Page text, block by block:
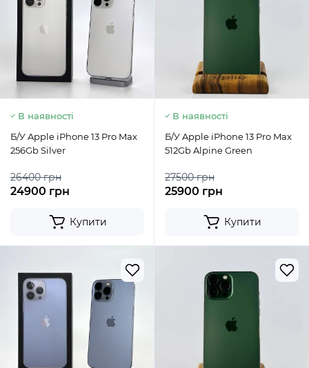
В наявності
Б/У Apple iPhone 13 Pro Max
256Gb Silver
26400 грн
24900 грн
Купити
В наявності
Б/У Apple iPhone 13 Pro Max
512Gb Alpine Green
27500 грн
25900 грн
Купити